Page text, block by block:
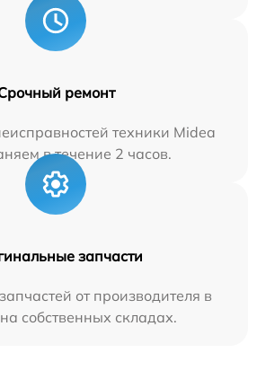
ремонт
техники Midea
в течение 2 часов.
запчасти
от производителя в
собственных складах.